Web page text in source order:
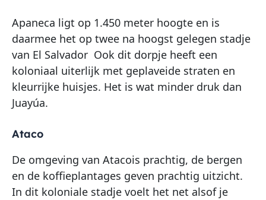
Apaneca ligt op 1.450 meter hoogte en is
daarmee het op twee na hoogst gelegen stadje
van El Salvador Ook dit dorpje heeft een
koloniaal uiterlijk met geplaveide straten en
kleurrijke huisjes. Het is wat minder druk dan
Juayúa.
Ataco
De omgeving van Atacois prachtig, de bergen
en de koffieplantages geven prachtig uitzicht.
In dit koloniale stadje voelt het net alsof je